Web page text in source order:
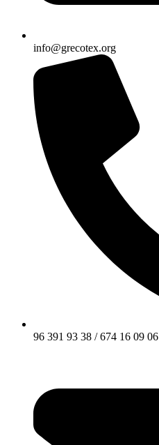
info@grecotex.org
96 391 93 38 / 674 16 09 06